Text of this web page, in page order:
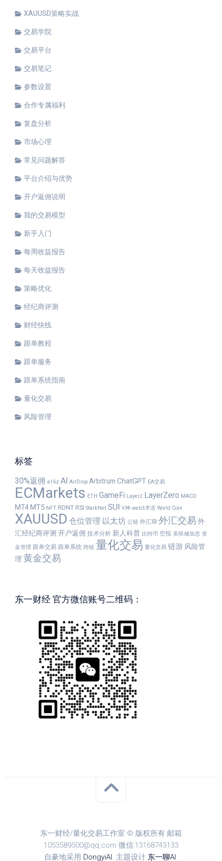
XAUUSD策略实战
交易学院
交易平台
交易笔记
参数设置
合作专属福利
复盘分析
市场心理
常见问题解答
平台介绍与优势
开户返佣说明
我的交易模型
新手入门
每周收益报告
每天收益报告
策略优化
经纪商评测
财经快线
跟单教程
跟单服务
跟单系统指南
量化交易
风险管理
标签
30%返佣 a16z AI AirDrop Arbitrum ChatGPT EA交易
ECMarkets ETH GameFi Layer2 LayerZero MACD
MT4 MT5 NFT RDNT RSI StarkNet SUI V神 web3术语 World Coin
XAUUSD 仓位管理 以太坊 公链 外汇IB 外汇交易 外
汇经纪商评测 开户返佣 技术分析 新人科普 比特币 空投 美联储加息 资
金管理 跟单交易 跟单系统 跨链 量化交易 量化交易 链游 风险管
理 黄金交易
东一财经 官方微信账号二维码：
东一财经/量化交易工作室 © 版权所有 邮箱
1053589500@qq.com 微信:13168743133
自豪地采用 DongyiAI . 主题设计 东一聊AI .